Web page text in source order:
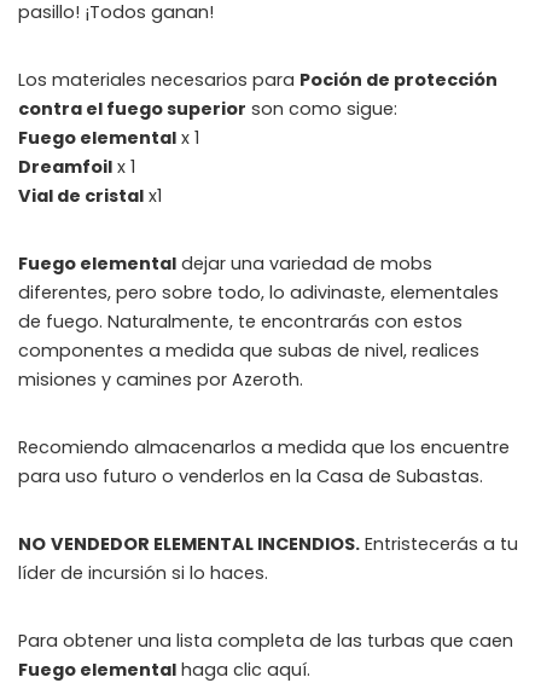
pasillo! ¡Todos ganan!
Los materiales necesarios para Poción de protección
contra el fuego superior son como sigue:
Fuego elemental x 1
Dreamfoil x 1
Vial de cristal x1
Fuego elemental dejar una variedad de mobs
diferentes, pero sobre todo, lo adivinaste, elementales
de fuego. Naturalmente, te encontrarás con estos
componentes a medida que subas de nivel, realices
misiones y camines por Azeroth.
Recomiendo almacenarlos a medida que los encuentre
para uso futuro o venderlos en la Casa de Subastas.
NO VENDEDOR ELEMENTAL INCENDIOS. Entristecerás a tu
líder de incursión si lo haces.
Para obtener una lista completa de las turbas que caen
Fuego elemental haga clic aquí.